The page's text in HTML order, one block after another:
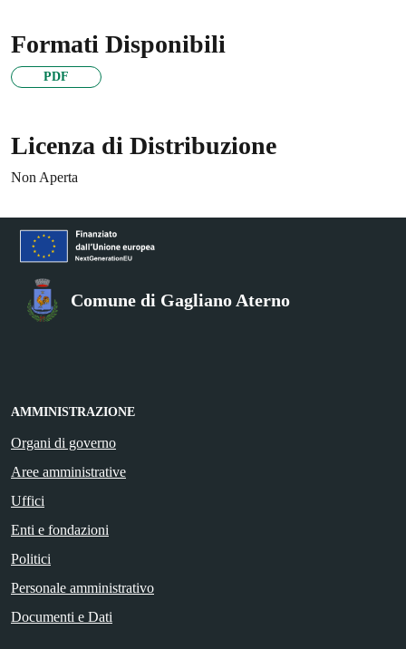
Formati Disponibili
PDF
Licenza di Distribuzione
Non Aperta
Comune di Gagliano Aterno
AMMINISTRAZIONE
Organi di governo
Aree amministrative
Uffici
Enti e fondazioni
Politici
Personale amministrativo
Documenti e Dati